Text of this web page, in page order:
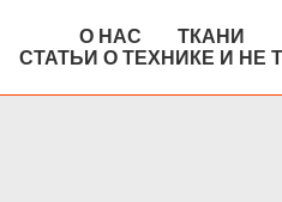
О НАС ТКАНИ
СТАТЬИ О ТЕХНИКЕ И НЕ